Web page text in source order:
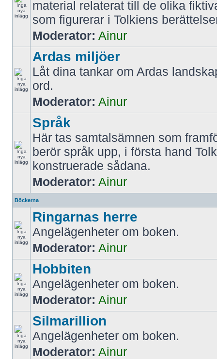
material relaterat till de olika
som figurerar i Tolkiens
Moderator: Ainur
Ardas miljöer
Låt dina tankar om Ardas
ord.
Moderator: Ainur
Språk
Här tas samtalsämnen som
berör språk upp, i första hand
konstruerade sådana.
Moderator: Ainur
Böckerna
Ringarnas herre
Angelägenheter om boken.
Moderator: Ainur
Hobbiten
Angelägenheter om boken.
Moderator: Ainur
Silmarillion
Angelägenheter om boken.
Moderator: Ainur